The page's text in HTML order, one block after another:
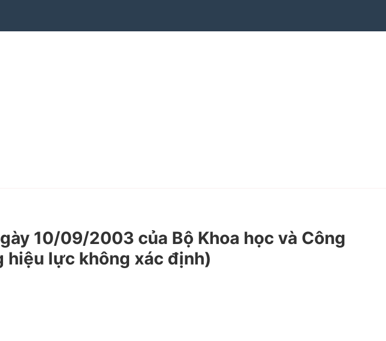
10/09/2003 của Bộ Khoa học và Công
hiệu lực không xác định)